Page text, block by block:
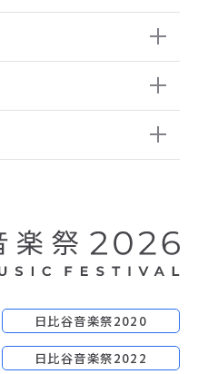
日比谷音楽祭2020
日比谷音楽祭2022